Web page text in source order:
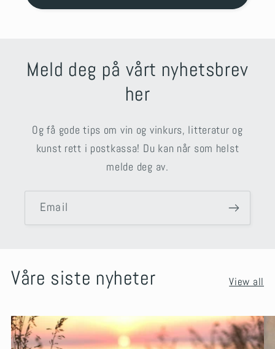
Meld deg på vårt nyhetsbrev
her
Og få gode tips om vin og vinkurs, litteratur og
kunst rett i postkassa! Du kan når som helst
melde deg av.
Email
Våre siste nyheter View all